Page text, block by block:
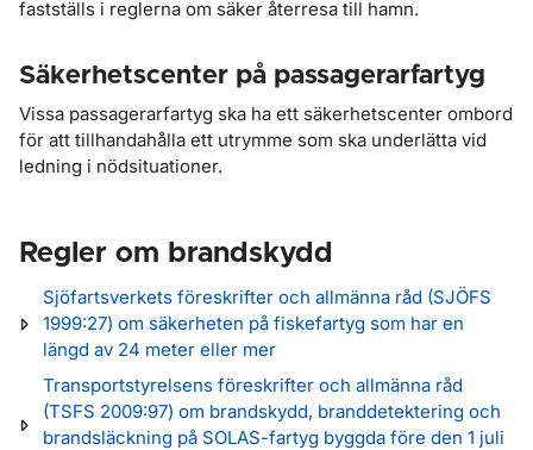
fastställs i reglerna om säker återresa till hamn.
Säkerhetscenter på passagerarfartyg
Vissa passagerarfartyg ska ha ett säkerhetscenter ombord
för att tillhandahålla ett utrymme som ska underlätta vid
ledning i nödsituationer.
Regler om brandskydd
Sjöfartsverkets föreskrifter och allmänna råd (SJÖFS
1999:27) om säkerheten på fiskefartyg som har en
längd av 24 meter eller mer
Transportstyrelsens föreskrifter och allmänna råd
(TSFS 2009:97) om brandskydd, branddetektering och
brandsläckning på SOLAS-fartyg byggda före den 1 juli